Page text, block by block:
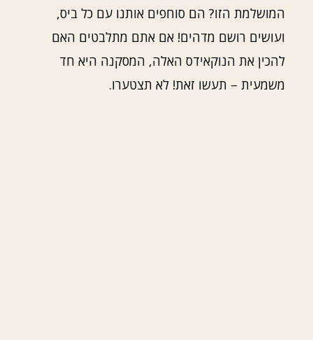
המושלמת הזו? הם סוחפים אותנו עם כל ביס,
ועושים רושם מדהים! אם אתם מתלבטים האם
להכין את הנוקאידס האלה, המסקנה היא חד
משמעית – תעשו זאת! לא תצטערו.